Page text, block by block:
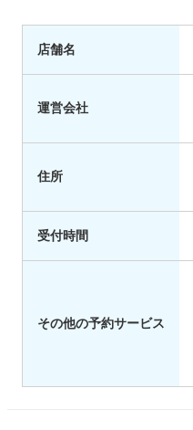
店舗名
運営会社
住所
受付時間
その他の予約サービス